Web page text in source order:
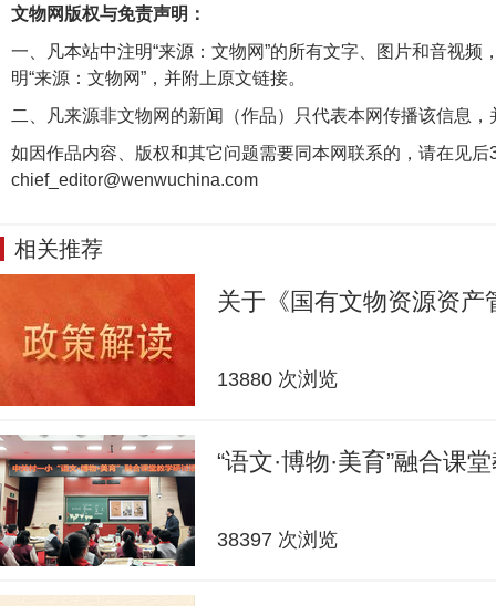
文物网版权与免责声明：
一、凡本站中注明“来源：文物网”的所有文字、图片和音视
明“来源：文物网”，并附上原文链接。
二、凡来源非文物网的新闻（作品）只代表本网传播该信息
如因作品内容、版权和其它问题需要同本网联系的，请在见后
chief_editor@wenwuchina.com
相关推荐
关于《国有文物资源资
13880 次浏览
“语文·博物·美育”融合课
38397 次浏览